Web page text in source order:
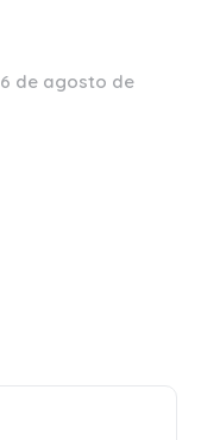
6 de agosto de